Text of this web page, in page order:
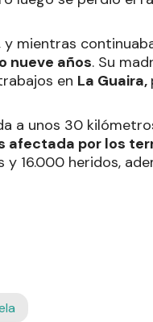
y mientras
nueve años. Su
en La Guaira,
a unos 30
afectada por los
y 16.000 heridos,